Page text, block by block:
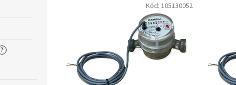
?
Kód: 105130052